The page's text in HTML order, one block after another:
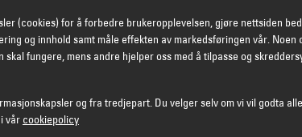
med sine
lyse dager
område
selv ved
beskyttelse
(cookies) for å forbedre brukeropplevelsen, gjøre nettsiden
og innhold samt måle effekten av markedsføringen vår. Noen
skal fungere, mens andre hjelper oss med å tilpasse og
og fra tredjepart. Du velger selv om vi vil godta
vår cookiepolicy